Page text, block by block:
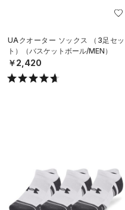
UAクオーター ソックス （3足セッ
ト）（バスケットボール/MEN）
￥2,420